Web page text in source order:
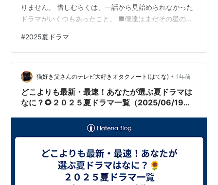
りません。 惜しむらくは、一話から見始められなかった
ドラマがいくつもあったこと。 ■僕達はまだその星の校
■恋愛禁止 ■初恋DOGs ■最後の鑑定人 ■大恋愛〜僕を
忘れる君と ■DOPE 麻薬取締部特務捜査課 ■しあわせな
結婚 ■こんばんは、朝山家です。 ■明日はもっと、いい
日になる ■能面検事 ■大追跡〜警視庁SSBC強行犯係〜
■40までにしたい10のこと ■レプリカ 元妻の復讐 痛…
#2025夏ドラマ
猫好き父さんのテレビ大好きオタクノート(はてな) • 1年前
どこよりも最新・最速！あなたが選ぶ夏ドラマは
なに？🌻２０２５夏ドラマ一覧（2025/06/19更